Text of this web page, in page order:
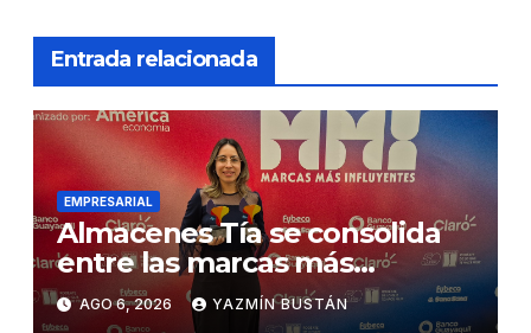
Entrada relacionada
EMPRESARIAL
Almacenes Tía se consolida
entre las marcas más
influyentes del Ecuador
AGO 6, 2026 YAZMÍN BUSTÁN